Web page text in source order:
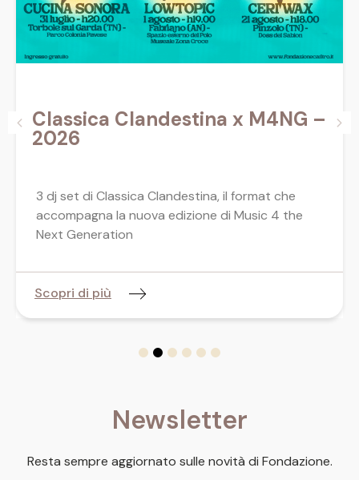
Classica Clandestina x M4NG –
2026
3 dj set di Classica Clandestina, il format che
accompagna la nuova edizione di Music 4 the
Next Generation
Scopri di più
Newsletter
Resta sempre aggiornato sulle novità di Fondazione.